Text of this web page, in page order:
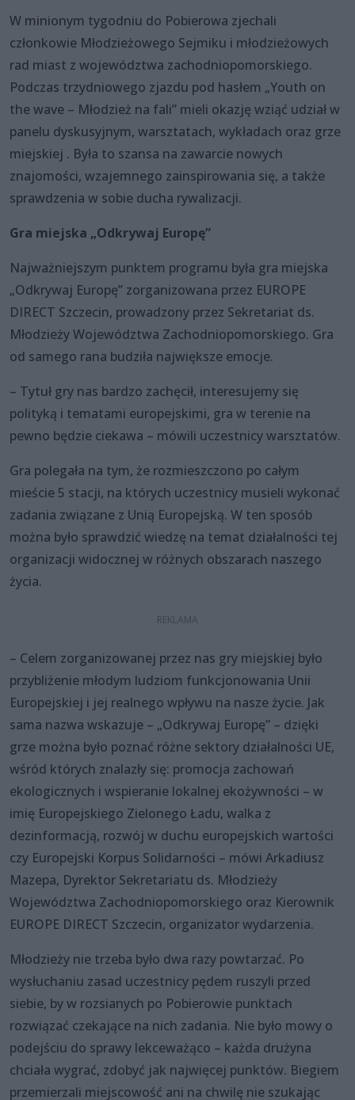
W minionym tygodniu do Pobierowa zjechali
członkowie Młodzieżowego Sejmiku i młodzieżowych
rad miast z województwa zachodniopomorskiego.
Podczas trzydniowego zjazdu pod hasłem „Youth on
the wave – Młodzież na fali” mieli okazję wziąć udział w
panelu dyskusyjnym, warsztatach, wykładach oraz grze
miejskiej . Była to szansa na zawarcie nowych
znajomości, wzajemnego zainspirowania się, a także
sprawdzenia w sobie ducha rywalizacji.
Gra miejska „Odkrywaj Europę”
Najważniejszym punktem programu była gra miejska
„Odkrywaj Europę” zorganizowana przez EUROPE
DIRECT Szczecin, prowadzony przez Sekretariat ds.
Młodzieży Województwa Zachodniopomorskiego. Gra
od samego rana budziła największe emocje.
– Tytuł gry nas bardzo zachęcił, interesujemy się
polityką i tematami europejskimi, gra w terenie na
pewno będzie ciekawa – mówili uczestnicy warsztatów.
Gra polegała na tym, że rozmieszczono po całym
mieście 5 stacji, na których uczestnicy musieli wykonać
zadania związane z Unią Europejską. W ten sposób
można było sprawdzić wiedzę na temat działalności tej
organizacji widocznej w różnych obszarach naszego
życia.
– Celem zorganizowanej przez nas gry miejskiej było
przybliżenie młodym ludziom funkcjonowania Unii
Europejskiej i jej realnego wpływu na nasze życie. Jak
sama nazwa wskazuje – „Odkrywaj Europę” – dzięki
grze można było poznać różne sektory działalności UE,
wśród których znalazły się: promocja zachowań
ekologicznych i wspieranie lokalnej ekożywności – w
imię Europejskiego Zielonego Ładu, walka z
dezinformacją, rozwój w duchu europejskich wartości
czy Europejski Korpus Solidarności – mówi Arkadiusz
Mazepa, Dyrektor Sekretariatu ds. Młodzieży
Województwa Zachodniopomorskiego oraz Kierownik
EUROPE DIRECT Szczecin, organizator wydarzenia.
Młodzieży nie trzeba było dwa razy powtarzać. Po
wysłuchaniu zasad uczestnicy pędem ruszyli przed
siebie, by w rozsianych po Pobierowie punktach
rozwiązać czekające na nich zadania. Nie było mowy o
podejściu do sprawy lekceważąco – każda drużyna
chciała wygrać, zdobyć jak najwięcej punktów. Biegiem
przemierzali miejscowość ani na chwilę nie szukając